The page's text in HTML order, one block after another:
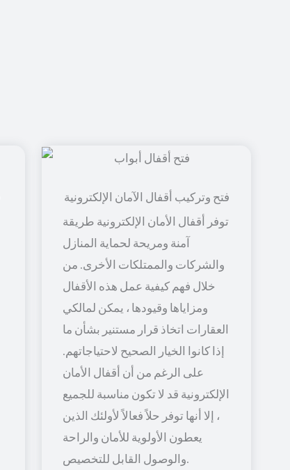
توفر أقفال الأمان الإلكترونية طريقة
آمنة ومريحة لحماية المنازل
والشركات والممتلكات الأخرى. من
خلال فهم كيفية عمل هذه الأقفال
ومزاياها وقيودها ، يمكن لمالكي
العقارات اتخاذ قرار مستنير بشأن ما
إذا كانوا الخيار الصحيح لاحتياجاتهم.
على الرغم من أن أقفال الأمان
الإلكترونية قد لا تكون مناسبة للجميع
، إلا أنها توفر حلاً فعالاً لأولئك الذين
يعطون الأولوية للأمان والراحة
والوصول القابل للتخصيص.